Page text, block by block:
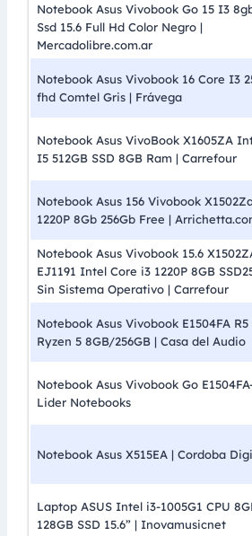
Notebook Asus Vivobook Go 15 I3
Ssd 15.6 Full Hd Color Negro |
Mercadolibre.com.ar
Notebook Asus Vivobook 16 Core I3
fhd Comtel Gris | Frávega
Notebook Asus VivoBook X1605ZA
I5 512GB SSD 8GB Ram | Carrefour
Notebook Asus 156 Vivobook
1220P 8Gb 256Gb Free |
Notebook Asus Vivobook 15.6
EJ1191 Intel Core i3 1220P 8GB
Sin Sistema Operativo | Carrefour
Notebook Asus Vivobook E1504FA R5
Ryzen 5 8GB/256GB | Casa del Audio
Notebook Asus Vivobook Go
Lider Notebooks
Notebook Asus X515EA | Cordoba
Laptop ASUS Intel i3-1005G1 CPU
128GB SSD 15.6” | Inovamusicnet